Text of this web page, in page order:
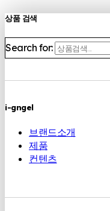
상품 검색
Search for:
i-gngel
브랜드소개
제품
컨텐츠